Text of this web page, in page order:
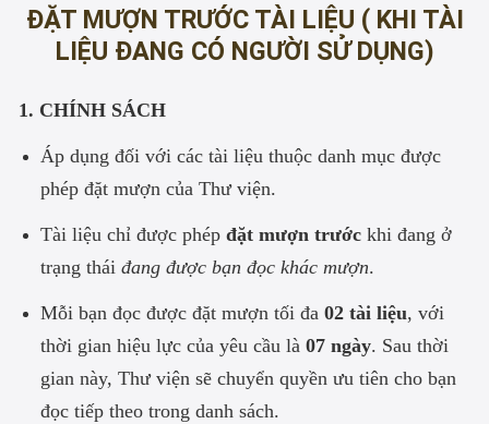
ĐẶT MƯỢN TRƯỚC TÀI LIỆU ( KHI TÀI
LIỆU ĐANG CÓ NGƯỜI SỬ DỤNG)
1. CHÍNH SÁCH
Áp dụng đối với các tài liệu thuộc danh mục được
phép đặt mượn của Thư viện.
Tài liệu chỉ được phép đặt mượn trướckhi đang ở
trạng thái đang được bạn đọc khác mượn.
Mỗi bạn đọc được đặt mượn tối đa 02 tài liệu, với
thời gian hiệu lực của yêu cầu là 07 ngày. Sau thời
gian này, Thư viện sẽ chuyển quyền ưu tiên cho bạn
đọc tiếp theo trong danh sách.